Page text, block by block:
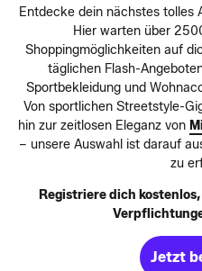
Entdecke dein nächstes tolles
Hier warten über
Shoppingmöglichkeiten auf
täglichen Flash-
Sportbekleidung und
Von sportlichen Streetstyle-
hin zur zeitlosen Eleganz von
– unsere Auswahl ist darauf
zu
Registriere dich
Jetzt